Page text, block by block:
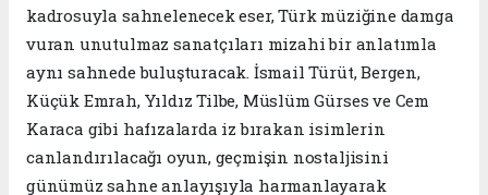
kadrosuyla sahnelenecek eser, Türk müziğine damga
vuran unutulmaz sanatçıları mizahi bir anlatımla
aynı sahnede buluşturacak. İsmail Türüt, Bergen,
Küçük Emrah, Yıldız Tilbe, Müslüm Gürses ve Cem
Karaca gibi hafızalarda iz bırakan isimlerin
canlandırılacağı oyun, geçmişin nostaljisini
günümüz sahne anlayışıyla harmanlayarak